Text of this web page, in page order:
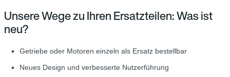
Unsere Wege zu Ihren Ersatzteilen: Was ist
neu?
Getriebe oder Motoren einzeln als Ersatz bestellbar
Neues Design und verbesserte Nutzerführung